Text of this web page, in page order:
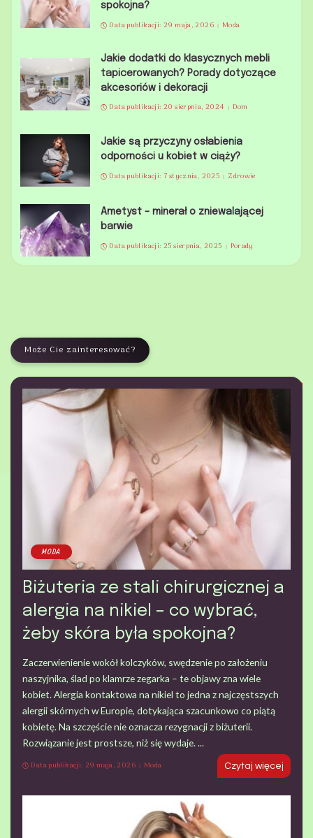
spokojna?
Data publikacji: 29 maja, 2026 Moda
Jakie dodatki do klasycznych mebli
tapicerowanych? Porady dotyczące
akcesoriów i dekoracji
Data publikacji: 20 sierpnia, 2024 Dom
Jakie są przyczyny osłabienia
odporności u kobiet w ciąży?
Data publikacji: 7 stycznia, 2025 Zdrowie
Ametyst – minerał o zniewalającej
barwie
Data publikacji: 25 sierpnia, 2025 Porady
Może Cie zainteresować?
MODA
Biżuteria ze stali chirurgicznej a
alergia na nikiel – co wybrać,
żeby skóra była spokojna?
Zaczerwienienie wokół kolczyków, swędzenie po założeniu
naszyjnika, ślad po klamrze zegarka – te objawy zna wiele
kobiet. Alergia kontaktowa na nikiel to jedna z najczęstszych
alergii skórnych w Europie, dotykająca szacunkowo co piątą
kobietę. Na szczęście nie oznacza rezygnacji z biżuterii.
Rozwiązanie jest prostsze, niż się wydaje. ...
Data publikacji: 29 maja, 2026
Moda Czytaj więcej